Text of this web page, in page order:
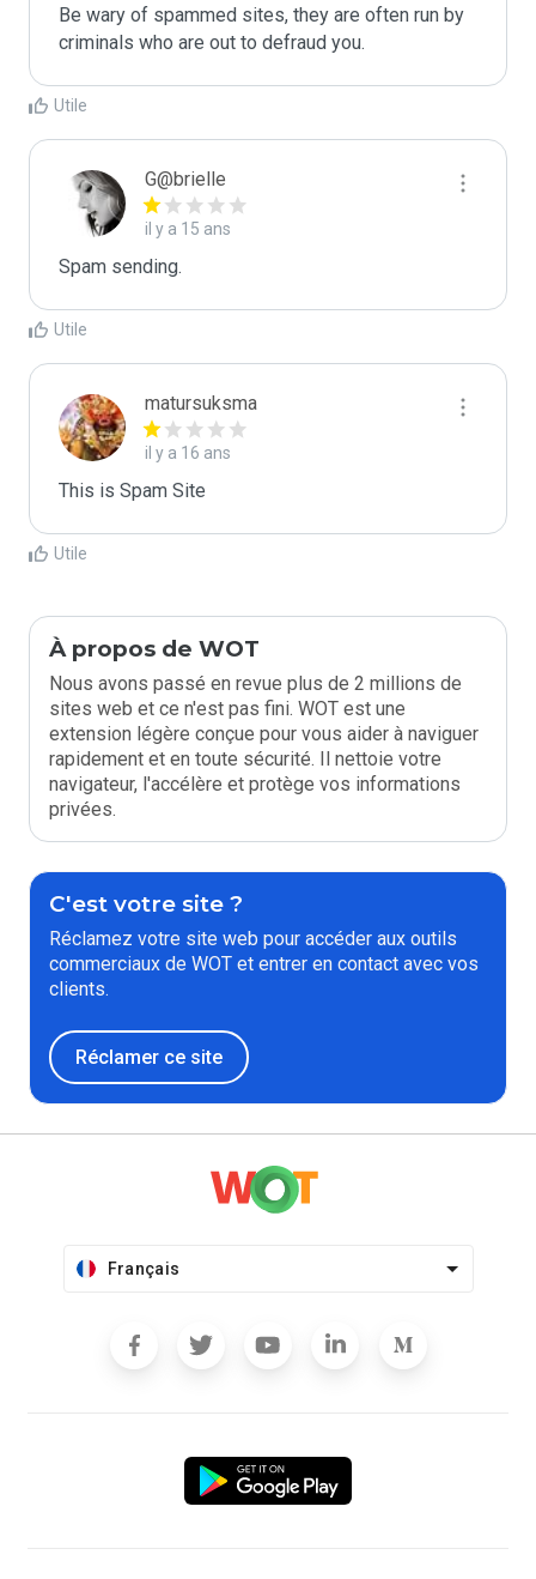
Be wary of spammed sites, they are often run by
criminals who are out to defraud you.
Utile
G@brielle
il y a 15 ans
Spam sending.
Utile
matursuksma
il y a 16 ans
This is Spam Site
Utile
À propos de WOT
Nous avons passé en revue plus de 2 millions de
sites web et ce n'est pas fini. WOT est une
extension légère conçue pour vous aider à naviguer
rapidement et en toute sécurité. Il nettoie votre
navigateur, l'accélère et protège vos informations
privées.
C'est votre site ?
Réclamez votre site web pour accéder aux outils
commerciaux de WOT et entrer en contact avec vos
clients.
Réclamer ce site
Français